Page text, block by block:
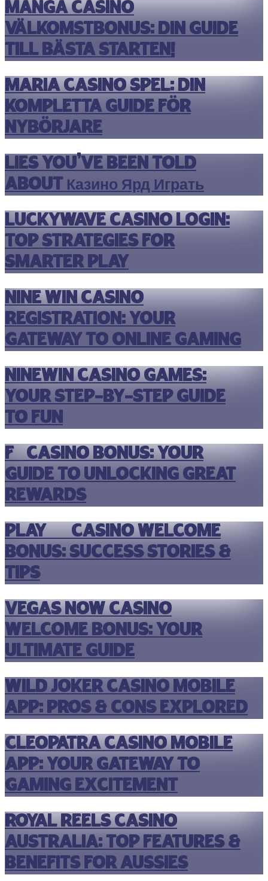
Manga Casino
Välkomstbonus: Din Guide
till Bästa Starten!
Maria Casino Spel: Din
Kompletta Guide för
Nybörjare
Lies You’ve Been Told
About Казино Ярд Играть
Luckywave Casino Login:
Top Strategies for
Smarter Play
Nine Win Casino
Registration: Your
Gateway to Online Gaming
Ninewin Casino Games:
Your Step-by-Step Guide
to Fun
F7 Casino Bonus: Your
Guide to Unlocking Great
Rewards
Play 99 Casino Welcome
Bonus: Success Stories &
Tips
Vegas Now Casino
Welcome Bonus: Your
Ultimate Guide
Wild Joker Casino Mobile
App: Pros & Cons Explored
Cleopatra Casino Mobile
App: Your Gateway to
Gaming Excitement
Royal Reels Casino
Australia: Top Features &
Benefits for Aussies